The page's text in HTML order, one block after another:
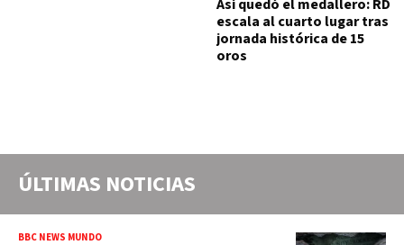
Así quedó el medallero: RD
escala al cuarto lugar tras
jornada histórica de 15
oros
ÚLTIMAS NOTICIAS
BBC NEWS MUNDO